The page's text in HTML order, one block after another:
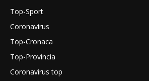
Top-Sport
Coronavirus
Top-Cronaca
Top-Provincia
Coronavirus top